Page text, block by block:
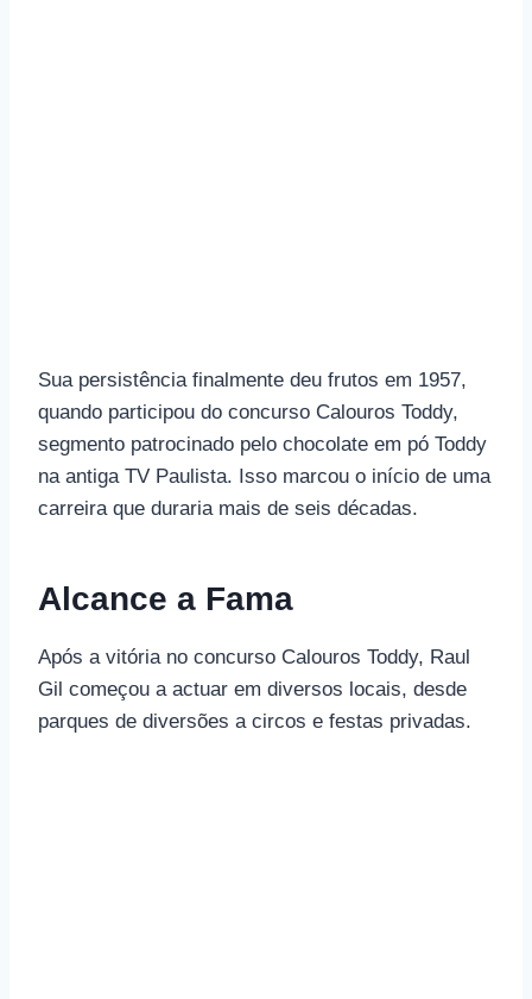
Sua persistência finalmente deu frutos em 1957,
quando participou do concurso Calouros Toddy,
segmento patrocinado pelo chocolate em pó Toddy
na antiga TV Paulista. Isso marcou o início de uma
carreira que duraria mais de seis décadas.
Alcance a Fama
Após a vitória no concurso Calouros Toddy, Raul
Gil começou a actuar em diversos locais, desde
parques de diversões a circos e festas privadas.